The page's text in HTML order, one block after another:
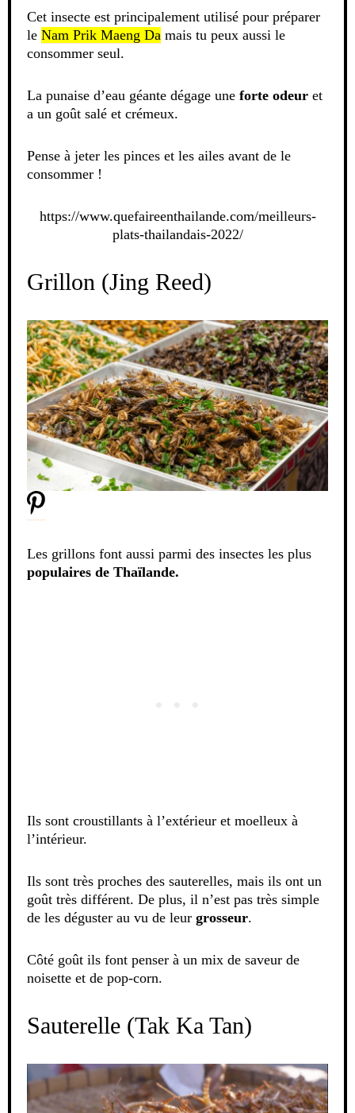
Cet insecte est principalement utilisé pour préparer
le Nam Prik Maeng Da mais tu peux aussi le
consommer seul.
La punaise d’eau géante dégage une forte odeur et
a un goût salé et crémeux.
Pense à jeter les pinces et les ailes avant de le
consommer !
https://www.quefaireenthailande.com/meilleurs-
plats-thailandais-2022/
Grillon (Jing Reed)
Les grillons font aussi parmi des insectes les plus
populaires de Thaïlande.
Ils sont croustillants à l’extérieur et moelleux à
l’intérieur.
Ils sont très proches des sauterelles, mais ils ont un
goût très différent. De plus, il n’est pas très simple
de les déguster au vu de leur grosseur.
Côté goût ils font penser à un mix de saveur de
noisette et de pop-corn.
Sauterelle (Tak Ka Tan)